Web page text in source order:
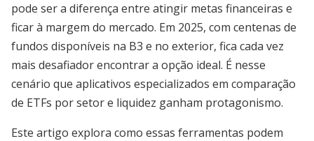
pode ser a diferença entre atingir metas financeiras e
ficar à margem do mercado. Em 2025, com centenas de
fundos disponíveis na B3 e no exterior, fica cada vez
mais desafiador encontrar a opção ideal. É nesse
cenário que aplicativos especializados em comparação
de ETFs por setor e liquidez ganham protagonismo.
Este artigo explora como essas ferramentas podem